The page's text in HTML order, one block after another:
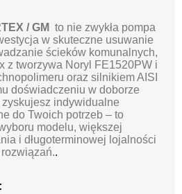
/ GM to nie zwykła pompa
w skuteczne usuwanie
ścieków komunalnych,
z tworzywa Noryl FE1520PW i
oraz silnikiem AISI
doświadczeniu w doborze
indywidualne
do Twoich potrzeb – to
modelu, większej
i długoterminowej lojalności
.